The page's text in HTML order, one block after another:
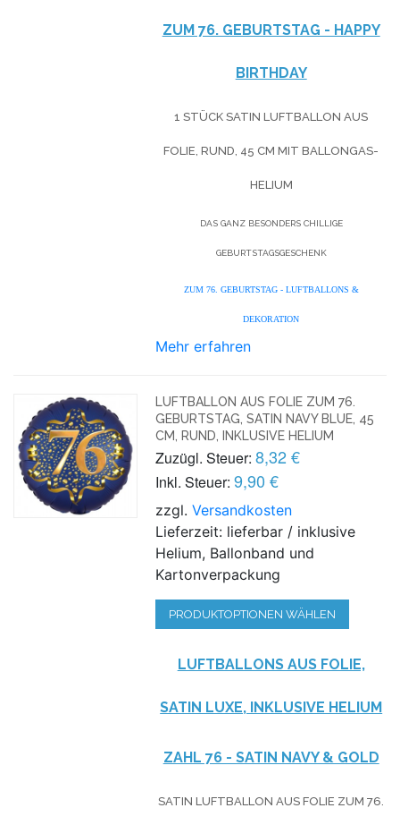
ZUM 76. GEBURTSTAG - HAPPY
BIRTHDAY
1 STÜCK SATIN LUFTBALLON AUS
FOLIE, RUND, 45 CM MIT BALLONGAS-
HELIUM
DAS GANZ BESONDERS CHILLIGE
GEBURTSTAGSGESCHENK
ZUM 76. GEBURTSTAG - LUFTBALLONS &
DEKORATION
Mehr erfahren
LUFTBALLON AUS FOLIE ZUM 76.
GEBURTSTAG, SATIN NAVY BLUE, 45
CM, RUND, INKLUSIVE HELIUM
Zuzügl. Steuer: 8,32 €
Inkl. Steuer: 9,90 €
zzgl.Versandkosten
Lieferzeit: lieferbar / inklusive
Helium, Ballonband und
Kartonverpackung
PRODUKTOPTIONEN WÄHLEN
LUFTBALLONS AUS FOLIE,
SATIN LUXE, INKLUSIVE HELIUM
ZAHL 76 - SATIN NAVY & GOLD
SATIN LUFTBALLON AUS FOLIE ZUM 76.